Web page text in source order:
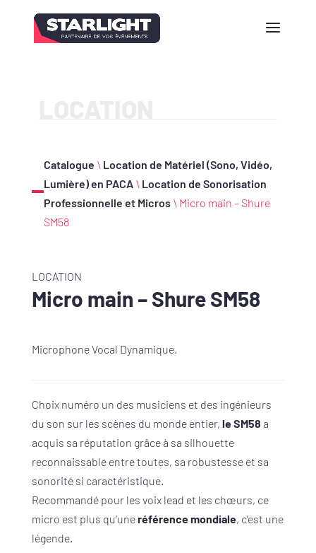
Catalogue \ Location de Matériel (Sono, Vidéo,
Lumière) en PACA\ Location de Sonorisation
Professionnelle et Micros\ Micro main – Shure
SM58
LOCATION
Micro main – Shure SM58
Microphone Vocal Dynamique.
Choix numéro un des musiciens et des ingénieurs
du son sur les scènes du monde entier, le SM58 a
acquis sa réputation grâce à sa silhouette
reconnaissable entre toutes, sa robustesse et sa
sonorité si caractéristique.
Recommandé pour les voix lead et les chœurs, ce
micro est plus qu’uneréférence mondiale, c’est une
légende.